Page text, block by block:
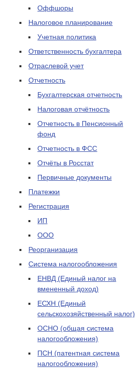
Оффшоры
Налоговое планирование
Учетная политика
Ответственность бухгалтера
Отраслевой учет
Отчетность
Бухгалтерская отчетность
Налоговая отчётность
Отчетность в Пенсионный
фонд
Отчетность в ФСС
Отчёты в Росстат
Первичные документы
Платежки
Регистрация
ИП
ООО
Реорганизация
Система налогообложения
ЕНВД (Единый налог на
вмененный доход)
ЕСХН (Единый
сельскохозяйственный налог)
ОСНО (общая система
налогообложения)
ПСН (патентная система
налогообложения)